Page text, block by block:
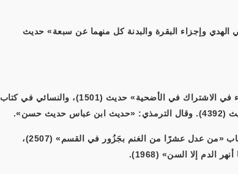
وإجزاء البقرة والبدنة كل منهما عن سبعة» حديث
(4) أخرجه الترمذي في كتاب «الأضاحي» باب «ما جاء في الاشتراك في الأضحية» حديث (1501)، والنسائي في كتاب
حسن».
(5) متفق عليه: أخرجه البخاري في كتاب «الشركة» باب «من عدل عشرًا من الغنم بجَزُور في القسم» (2507)،
إلا السن» (1968).